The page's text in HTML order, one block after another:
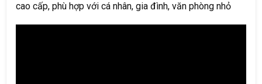
cao cấp, phù hợp với cá nhân, gia đình, văn phòng nhỏ